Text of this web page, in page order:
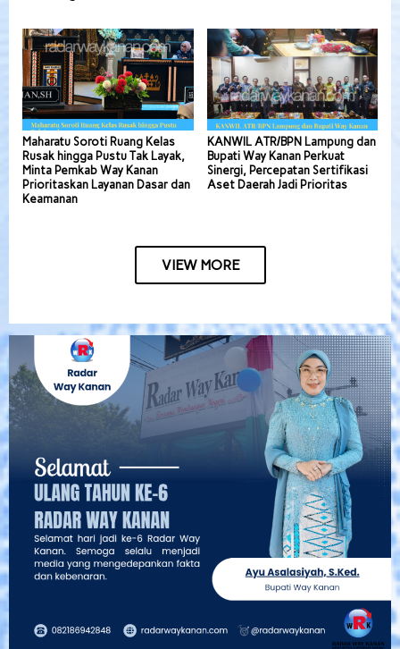
Maharatu Soroti Ruang Kelas
Rusak hingga Pustu Tak Layak,
Minta Pemkab Way Kanan
Prioritaskan Layanan Dasar dan
Keamanan
KANWIL ATR/BPN Lampung dan
Bupati Way Kanan Perkuat
Sinergi, Percepatan Sertifikasi
Aset Daerah Jadi Prioritas
VIEW MORE